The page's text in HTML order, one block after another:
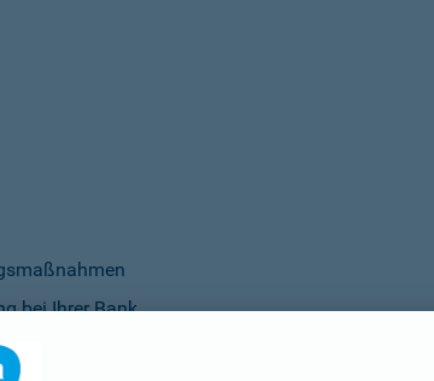
bei Ihrer Bank